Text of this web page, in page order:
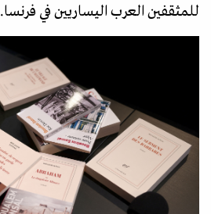
للمثقفين العرب اليساريين في فرنسا.